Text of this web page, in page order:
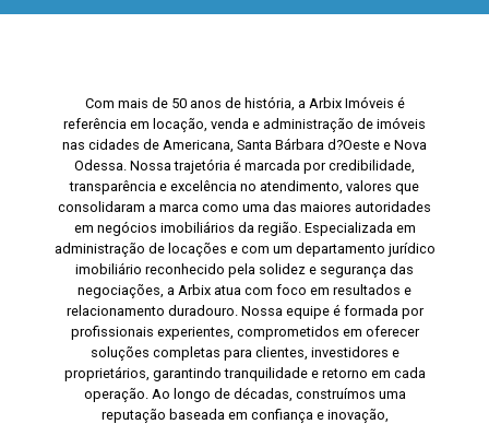
Com mais de 50 anos de história, a Arbix Imóveis é
referência em locação, venda e administração de imóveis
nas cidades de Americana, Santa Bárbara d?Oeste e Nova
Odessa. Nossa trajetória é marcada por credibilidade,
transparência e excelência no atendimento, valores que
consolidaram a marca como uma das maiores autoridades
em negócios imobiliários da região. Especializada em
administração de locações e com um departamento jurídico
imobiliário reconhecido pela solidez e segurança das
negociações, a Arbix atua com foco em resultados e
relacionamento duradouro. Nossa equipe é formada por
profissionais experientes, comprometidos em oferecer
soluções completas para clientes, investidores e
proprietários, garantindo tranquilidade e retorno em cada
operação. Ao longo de décadas, construímos uma
reputação baseada em confiança e inovação,